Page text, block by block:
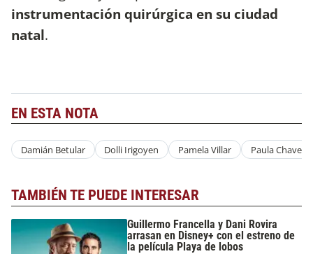
instrumentación quirúrgica en su ciudad
natal.
EN ESTA NOTA
Damián Betular Dolli Irigoyen Pamela Villar Paula Chaves
TAMBIÉN TE PUEDE INTERESAR
Guillermo Francella y Dani Rovira
arrasan en Disney+ con el estreno de
la película Playa de lobos